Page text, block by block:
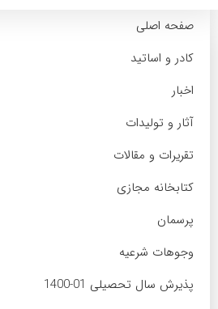
صفحه اصلی
کادر و اساتید
اخبار
آثار و تولیدات
تقریرات و مقالات
کتابخانه مجازی
پرسمان
وجوهات شرعیه
پذیرش سال تحصیلی 01-1400
2050806